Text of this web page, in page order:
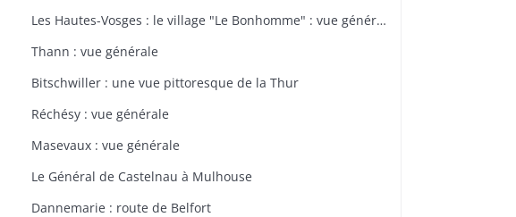
Les Hautes-Vosges : le village "Le Bonhomme" : vue générale
Thann : vue générale
Bitschwiller : une vue pittoresque de la Thur
Réchésy : vue générale
Masevaux : vue générale
Le Général de Castelnau à Mulhouse
Dannemarie : route de Belfort